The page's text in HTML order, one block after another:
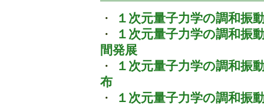
・
１次元量子力学の調和振
・
１次元量子力学の調和振
間発展
・
１次元量子力学の調和振
布
・
１次元量子力学の調和振